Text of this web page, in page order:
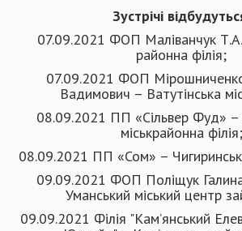
Зустрічі
07.09.2021 ФОП Маліванчук Т.А.
районна філія;
07.09.2021 ФОП
Вадимович – Ватутінська
08.09.2021 ПП «Сільвер Фуд» –
міськрайонна філія;
08.09.2021 ПП «Сом» –
09.09.2021 ФОП Поліщук Галина
Уманський міський центр
09.09.2021 Філія "Кам’янський